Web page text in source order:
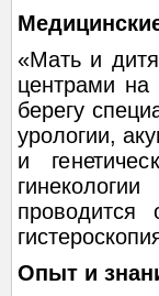
«Мать и
центрами
берегу
урологии,
и
проводится
Опыт и